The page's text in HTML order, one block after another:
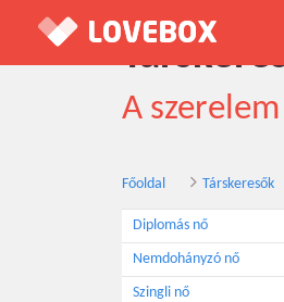
A
Főoldal Társkeresők
Diplomás nő
Nemdohányzó nő
Szingli nő